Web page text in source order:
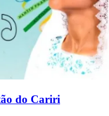
do Cariri